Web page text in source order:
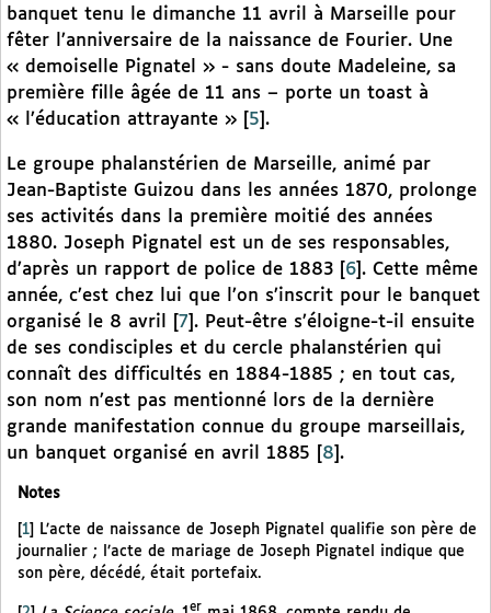
banquet tenu le dimanche 11 avril à Marseille pour
fêter l’anniversaire de la naissance de Fourier. Une
« demoiselle Pignatel » - sans doute Madeleine, sa
première fille âgée de 11 ans – porte un toast à
« l’éducation attrayante »
5 .
Le groupe phalanstérien de Marseille, animé par
Jean-Baptiste Guizou dans les années 1870, prolonge
ses activités dans la première moitié des années
1880. Joseph Pignatel est un de ses responsables,
d’après un rapport de police de 1883
6 . Cette même
année, c’est chez lui que l’on s’inscrit pour le banquet
organisé le 8 avril
7 . Peut-être s’éloigne-t-il ensuite
de ses condisciples et du cercle phalanstérien qui
connaît des difficultés en 1884-1885 ; en tout cas,
son nom n’est pas mentionné lors de la dernière
grande manifestation connue du groupe marseillais,
un banquet organisé en avril 1885
8 .
Notes
[1]
L’acte de naissance de Joseph Pignatel qualifie son père de
journalier ; l’acte de mariage de Joseph Pignatel indique que
son père, décédé, était portefaix.
er